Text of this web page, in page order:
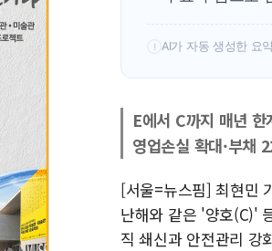
! AI가 자동 생성한 요
E에서 C까지 매년
영업손실 확대·부채
[서울=뉴스핌] 최현민
난해와 같은 '양호(C)'
직 쇄신과 안전관리 강